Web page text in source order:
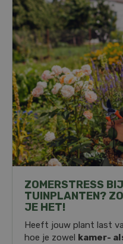
ZOMERSTRESS
TUINPLANTEN?
JE HET!
Heeft jouw plant last
hoe je zowel
kamer-